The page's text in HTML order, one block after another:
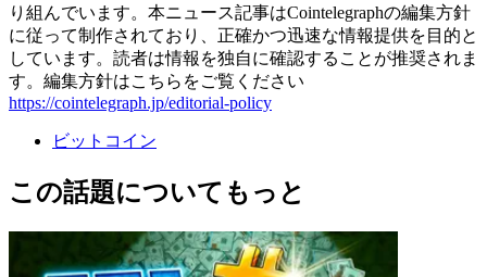
り組んでいます。本ニュース記事はCointelegraphの編集方針
に従って制作されており、正確かつ迅速な情報提供を目的と
しています。読者は情報を独自に確認することが推奨されま
す。編集方針はこちらをご覧ください
https://cointelegraph.jp/editorial-policy
ビットコイン
この話題についてもっと